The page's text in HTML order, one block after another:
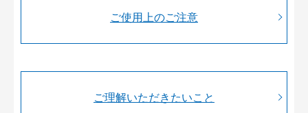
ご使用上のご注意
ご理解いただきたいこと